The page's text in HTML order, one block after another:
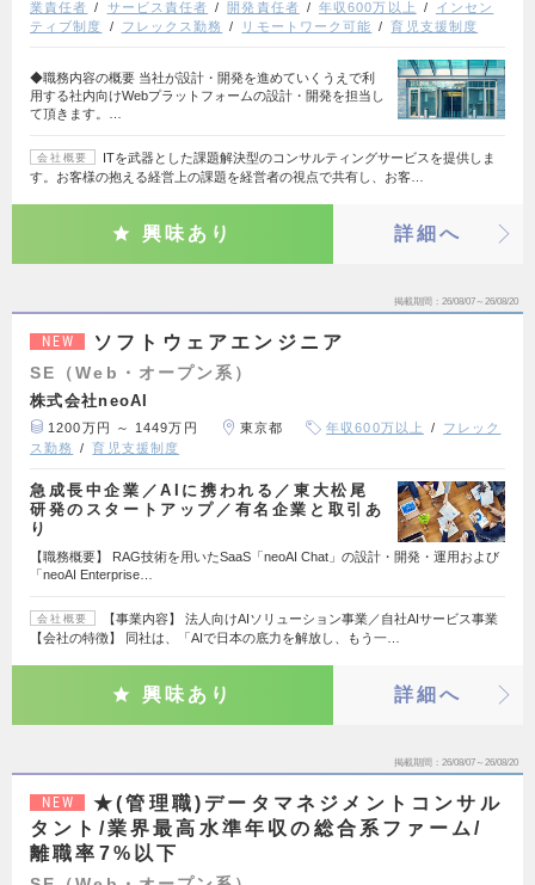
業責任者
サービス責任者 開発責任者 年収600万以上
インセン
ティブ制度
フレックス勤務 リモートワーク可能 育児支援制度
◆職務内容の概要 当社が設計・開発を進めていくうえで利
用する社内向けWebプラットフォームの設計・開発を担当し
て頂きます。…
会社概要
ITを武器とした課題解決型のコンサルティングサービスを提供しま
す。お客様の抱える経営上の課題を経営者の視点で共有し、お客…
興味あり 詳細へ
掲載期間 26/08/07～26/08/20
NEW ソフトウェアエンジニア
SE（Web・オープン系）
株式会社neoAI
1200万円 ～ 1449万円 東京都 年収600万以上
フレック
ス勤務
育児支援制度
急成長中企業／AIに携われる／東大松尾
研発のスタートアップ／有名企業と取引あ
り
【職務概要】 RAG技術を用いたSaaS「neoAI Chat」の設計・開発・運用および
「neoAI Enterprise…
会社概要
【事業内容】 法人向けAIソリューション事業／自社AIサービス事業
【会社の特徴】 同社は、「AIで日本の底力を解放し、もう一…
興味あり 詳細へ
掲載期間 26/08/07～26/08/20
NEW
★(管理職)データマネジメントコンサル
タント/業界最高水準年収の総合系ファーム/
離職率7%以下